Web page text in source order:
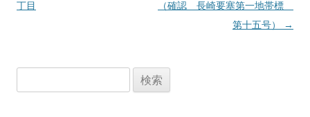
稿
丁目
（確認 長崎要塞第一地帯標
第十五号）
→
索: